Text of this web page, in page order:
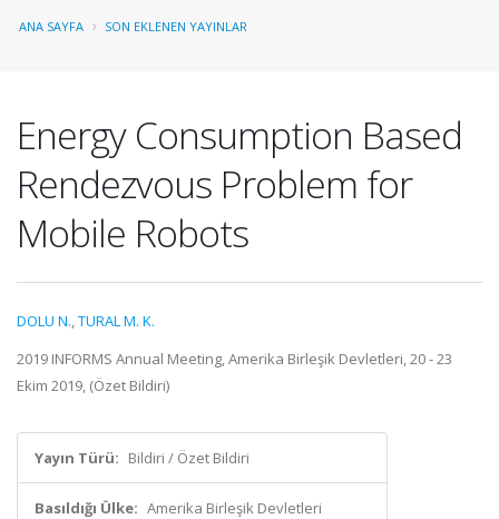
ANA SAYFA SON EKLENEN YAYINLAR
Energy Consumption Based
Rendezvous Problem for
Mobile Robots
DOLU N.,TURAL M. K.
2019 INFORMS Annual Meeting, Amerika Birleşik Devletleri, 20 - 23
Ekim 2019, (Özet Bildiri)
Yayın Türü: Bildiri / Özet Bildiri
Basıldığı Ülke: Amerika Birleşik Devletleri